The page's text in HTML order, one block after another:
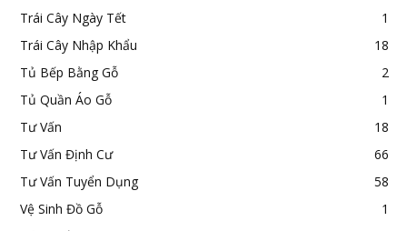
Trái Cây Ngày Tết
1
Trái Cây Nhập Khẩu
18
Tủ Bếp Bằng Gỗ
2
Tủ Quần Áo Gỗ
1
Tư Vấn
18
Tư Vấn Định Cư
66
Tư Vấn Tuyển Dụng
58
Vệ Sinh Đồ Gỗ
1